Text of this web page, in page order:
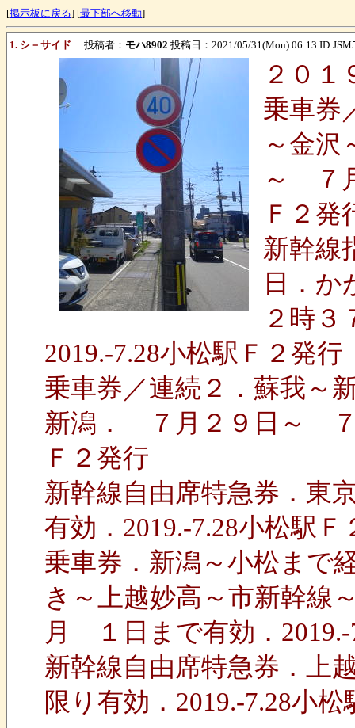
[掲示板に戻る] [最下部へ移動]
1. シ－サイド 投稿者： モハ8902 投稿日：2021/05/31(Mon) 06:13
２０
乗車券
～金
～ ７
Ｆ２発
新幹線
日．か
２時３
2019.-7.28小松駅Ｆ２発行
乗車券／連続２．蘇我～
新潟． ７月２９日～ ７
Ｆ２発行
新幹線自由席特急券．東
有効．2019.-7.28小松駅
乗車券．新潟～小松まで
き～上越妙高～市新幹
月 １日まで有効．2019.-
新幹線自由席特急券．上
限り有効．2019.-7.28小